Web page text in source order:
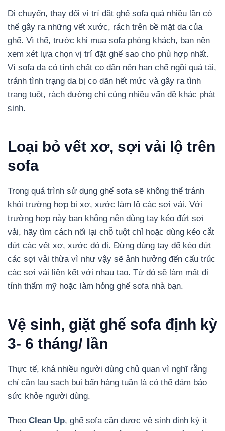
Di chuyển, thay đổi vị trí đặt ghế sofa quá nhiều lần có
thể gây ra những vết xước, rách trên bề mặt da của
ghế. Vì thế, trước khi mua sofa phòng khách, bạn nên
xem xét lựa chọn vị trí đặt ghế sao cho phù hợp nhất.
Vì sofa da có tính chất co dãn nên hạn chế ngồi quá tải,
tránh tình trạng da bị co dãn hết mức và gây ra tình
trạng tuột, rách đường chỉ cùng nhiều vấn đề khác phát
sinh.
Loại bỏ vết xơ, sợi vải lộ trên
sofa
Trong quá trình sử dụng ghế sofa sẽ không thể tránh
khỏi trường hợp bị xơ, xước làm lộ các sợi vải. Với
trường hợp này bạn không nên dùng tay kéo đứt sợi
vải, hãy tìm cách nối lại chỗ tuột chỉ hoặc dùng kéo cắt
đứt các vết xơ, xước đó đi. Đừng dùng tay để kéo đứt
các sợi vải thừa vì như vậy sẽ ảnh hưởng đến cấu trúc
các sợi vải liên kết với nhau tạo. Từ đó sẽ làm mất đi
tính thẩm mỹ hoặc làm hỏng ghế sofa nhà bạn.
Vệ sinh, giặt ghế sofa định kỳ
3- 6 tháng/ lần
Thực tế, khá nhiều người dùng chủ quan vì nghĩ rằng
chỉ cần lau sạch bụi bẩn hàng tuần là có thể đảm bảo
sức khỏe người dùng.
Theo Clean Up, ghế sofa cần được vệ sinh định kỳ ít